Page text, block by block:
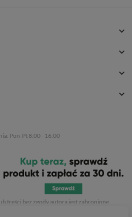
Pon-Pt 8:00 - 16:00
250
. Kopiowanie, przetwarzanie,
treści bez zgody autora jest zabronione.